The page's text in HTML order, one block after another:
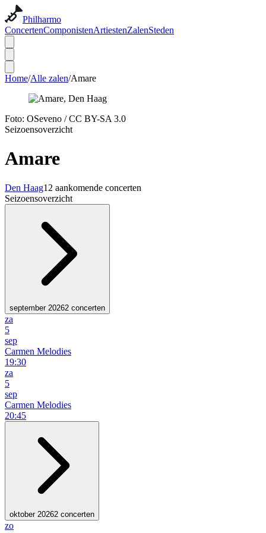
Philharmo
ConcertenComponistenArtiestenZalenSteden
Home/Alle zalen/Amare
Foto: OSeveno /CC BY-SA 3.0
Seizoensoverzicht
Amare
Den Haag12 aankomende concerten
Seizoensoverzicht
september 20262 concerten
za
5
sep
Carmen Melodies
19:30
za
5
sep
Carmen Melodies
20:45
oktober 20262 concerten
zo